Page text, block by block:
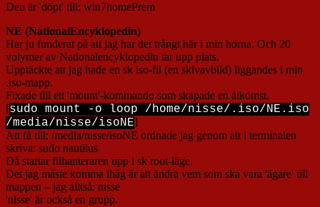
Den är 'döpt' till: win7homePrem
NE (NationalEncyklopedin)
Har ju funderat på att jag har det trångt här i min hörna. Och 20
volymer av Nationalencyklopedin tar upp plats.
Upptäckte att jag hade en sk iso-fil (en skivavbild) liggandes i min
.iso-mapp.
Fixade till ett 'mount'-kommando som skapade en åtkomst.
[sudo mount -o loop /home/nisse/.iso/NE.iso
/media/nisse/isoNE]
Att få till: /media/nisse/isoNE ordnade jag genom att i terminalen
skriva: sudo nautilus
Då startar filhanteraren upp i sk root-läge.
Det jag måste komma ihåg är att ändra vem som ska vara 'ägare' till
mappen – jag alltså: nisse
'nisse' är också en grupp.